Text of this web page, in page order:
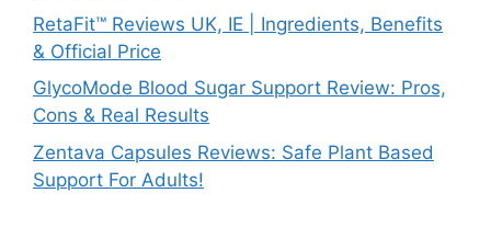
RetaFit™ Reviews UK, IE | Ingredients, Benefits
& Official Price
GlycoMode Blood Sugar Support Review: Pros,
Cons & Real Results
Zentava Capsules Reviews: Safe Plant Based
Support For Adults!